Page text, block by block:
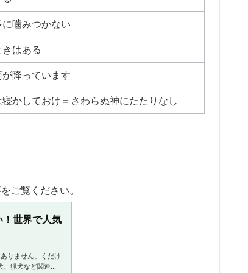
噛みつかない
はある
降っています
かしておけ＝さわらぬ神にたたりなし
ご覧ください。
！世界で人気
りません。くだけ
、猟犬など関連す